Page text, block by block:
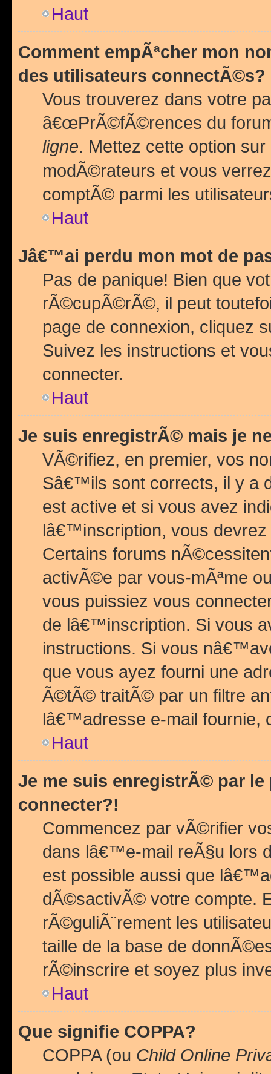
Haut
Comment empÃªcher mon
des utilisateurs connectÃ©s?
Vous trouverez dans votre
â€œPrÃ©fÃ©rences du
ligne. Mettez cette option sur
modÃ©rateurs et vous
comptÃ© parmi les
Haut
Jâ€™ai perdu mon mot de
Pas de panique! Bien que
rÃ©cupÃ©rÃ©, il peut
page de connexion, cliquez
Suivez les instructions et
connecter.
Haut
Je suis enregistrÃ© mais je
VÃ©rifiez, en premier, vos
Sâ€™ils sont corrects, il y a
est active et si vous avez
lâ€™inscription, vous
Certains forums
activÃ©e par vous-mÃªme
vous puissiez vous
de lâ€™inscription. Si vous
instructions. Si vous
que vous ayez fourni une
Ã©tÃ© traitÃ© par un filtre
lâ€™adresse e-mail fournie,
Haut
Je me suis enregistrÃ© par
connecter?!
Commencez par vÃ©rifier
dans lâ€™e-mail reÃ§u lors
est possible aussi que
dÃ©sactivÃ© votre compte.
rÃ©guliÃ¨rement les
taille de la base de
rÃ©inscrire et soyez plus
Haut
Que signifie COPPA?
COPPA (ou Child Online